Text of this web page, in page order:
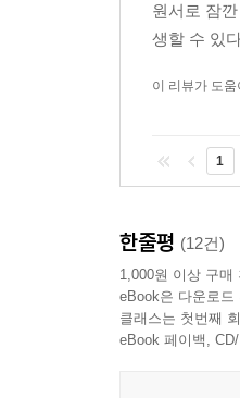
원서로 잠
생할 수 있
이 리뷰가 도
1
한줄평 (12건)
1,000원 이상 구매
eBook은 다운로
클래스는 첫번째
eBook 페이백,